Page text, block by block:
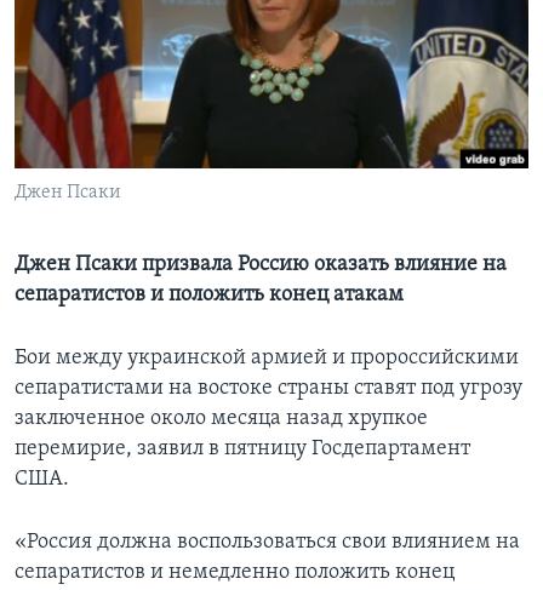
Learning English
СОЦИАЛЬНЫЕ СЕТИ
Джен Псаки
Джен Псаки призвала Россию оказать влияние на
сепаратистов и положить конец атакам
Бои между украинской армией и пророссийскими
сепаратистами на востоке страны ставят под угрозу
заключенное около месяца назад хрупкое
перемирие, заявил в пятницу Госдепартамент
США.
«Россия должна воспользоваться свои влиянием на
сепаратистов и немедленно положить конец